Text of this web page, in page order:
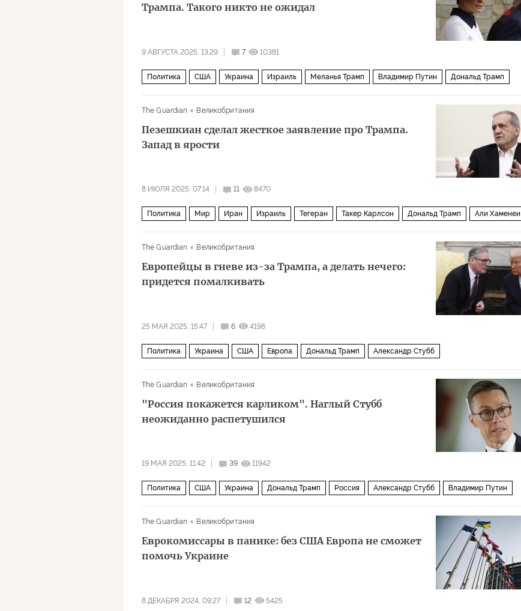
Трампа. Такого никто не ожидал
9 АВГУСТА 2025, 13:29 7 10381
Политика США Украина Израиль Меланья Трамп Владимир Путин Дональд Трамп
The Guardian Великобритания
Пезешкиан сделал жесткое заявление про Трампа.
Запад в ярости
8 ИЮЛЯ 2025, 07:14 11 8470
Политика Мир Иран Израиль Тегеран Такер Карлсон Дональд Трамп Али Хаменеи
The Guardian
Великобритания
Европейцы в гневе из-за Трампа, а делать нечего:
придется помалкивать
25 МАЯ 2025, 15:47 6 4198
Политика Украина США Европа Дональд Трамп Александр Стубб
The Guardian Великобритания
"Россия покажется карликом". Наглый Стубб
неожиданно распетушился
19 МАЯ 2025, 11:42 39 11942
Политика США Украина Дональд Трамп Россия Александр Стубб Владимир Путин
The Guardian
Великобритания
Еврокомиссары в панике: без США Европа не сможет
помочь Украине
8 ДЕКАБРЯ 2024, 09:27 12 5425